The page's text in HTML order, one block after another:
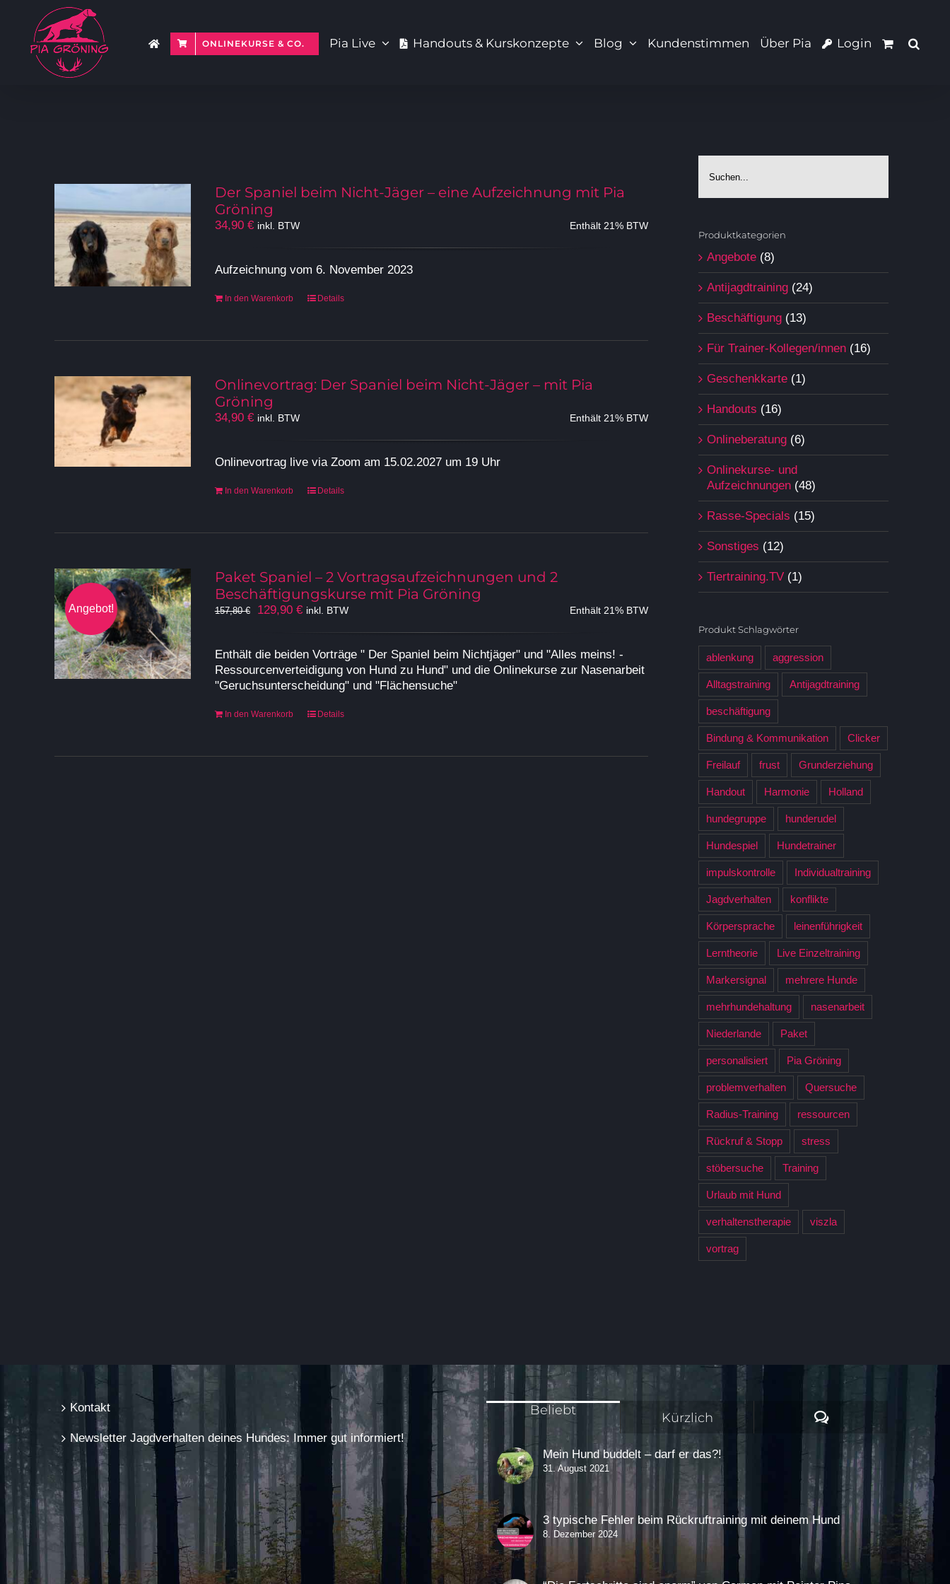
springen
ONLINEKURSE & CO. Pia Live Handouts & Kurskonzepte Blog Kundenstimmen Über Pia Login
Der Spaniel beim Nicht-Jäger – eine Aufzeichnung mit Pia
Gröning
34,90 € inkl. BTW Enthält 21% BTW
Aufzeichnung vom 6. November 2023
In den Warenkorb Details
Onlinevortrag: Der Spaniel beim Nicht-Jäger – mit Pia
Gröning
34,90 € inkl. BTW Enthält 21% BTW
Onlinevortrag live via Zoom am 15.02.2027 um 19 Uhr
In den Warenkorb Details
Angebot!
Paket Spaniel – 2 Vortragsaufzeichnungen und 2
Beschäftigungskurse mit Pia Gröning
157,80€
Ursprünglicher
157,80 €
129,90 €Aktueller
129,90 €.
inkl. BTW Enthält 21% BTW
Enthält die beiden Vorträge " Der Spaniel beim Nichtjäger" und "Alles meins! -
Ressourcenverteidigung von Hund zu Hund" und die Onlinekurse zur Nasenarbeit
"Geruchsunterscheidung" und "Flächensuche"
In den Warenkorb Details
Produktkategorien
Angebote (8)
Antijagdtraining (24)
Beschäftigung (13)
Für Trainer-Kollegen/innen (16)
Geschenkkarte (1)
Handouts (16)
Onlineberatung (6)
Onlinekurse- und
Aufzeichnungen (48)
Rasse-Specials (15)
Sonstiges (12)
Tiertraining.TV (1)
Produkt Schlagwörter
ablenkung aggression
Alltagstraining Antijagdtraining
beschäftigung
Bindung & Kommunikation Clicker
Freilauf frust Grunderziehung
Handout Harmonie Holland
hundegruppe hunderudel
Hundespiel Hundetrainer
impulskontrolle Individualtraining
Jagdverhalten konflikte
Körpersprache leinenführigkeit
Lerntheorie Live Einzeltraining
Markersignal mehrere Hunde
mehrhundehaltung nasenarbeit
Niederlande Paket
personalisiert Pia Gröning
problemverhalten Quersuche
Radius-Training ressourcen
Rückruf & Stopp stress
stöbersuche Training
Urlaub mit Hund
verhaltenstherapie viszla
vortrag
Kontakt
Newsletter Jagdverhalten deines Hundes: Immer gut informiert!
Beliebt Kürzlich Kommentare
Mein Hund buddelt – darf er das?!
31. August 2021
3 typische Fehler beim Rückruftraining mit deinem Hund
8. Dezember 2024